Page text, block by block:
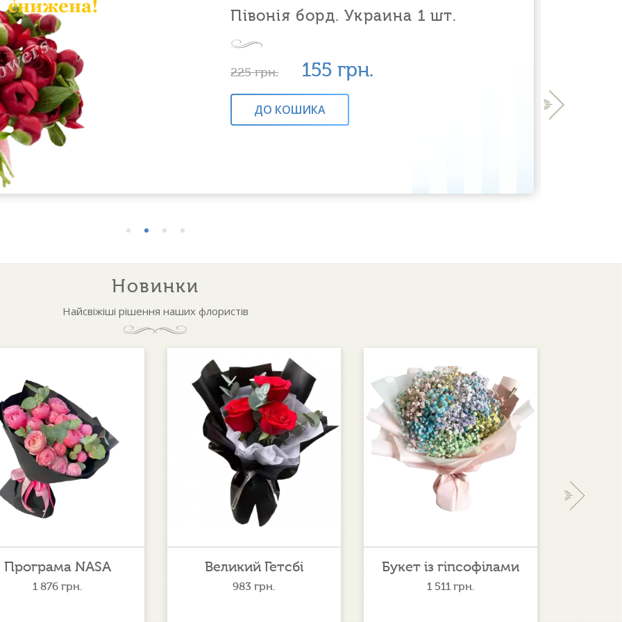
Півонія борд. Украина 1 шт.
225грн. 155грн.
ДО КОШИКА
›
Новинки
Найсвіжіші рішення наших флористів
Програма NASA
1 876грн.
Великий Гетсбі
983грн.
Букет із гіпсофілами
1 511грн.
›